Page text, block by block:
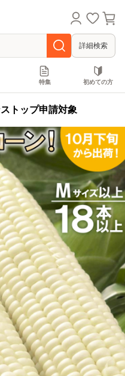
詳細検索
特集 初めての方
トップ申請対象